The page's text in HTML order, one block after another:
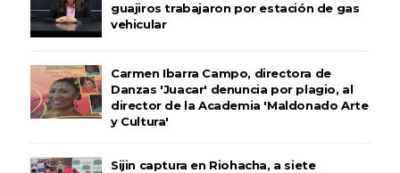
guajiros trabajaron por estación de gas
vehicular
Carmen Ibarra Campo, directora de
Danzas 'Juacar' denuncia por plagio, al
director de la Academia 'Maldonado Arte
y Cultura'
Sijin captura en Riohacha, a siete